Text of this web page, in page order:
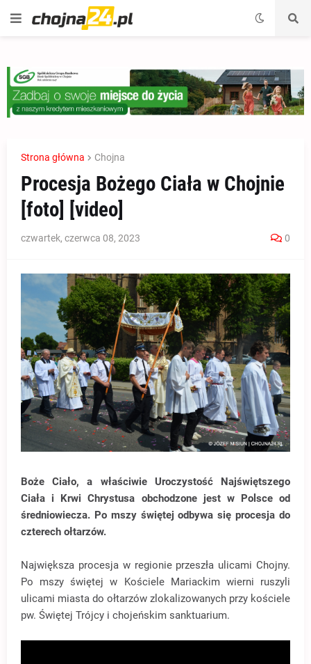
Strona główna Chojna
Procesja Bożego Ciała w Chojnie
[foto] [video]
czwartek, czerwca 08, 2023 0
Boże Ciało, a właściwie Uroczystość Najświętszego
Ciała i Krwi Chrystusa obchodzone jest w Polsce od
średniowiecza. Po mszy świętej odbywa się procesja do
czterech ołtarzów.
Największa procesja w regionie przeszła ulicami Chojny.
Po mszy świętej w Kościele Mariackim wierni ruszyli
ulicami miasta do ołtarzów zlokalizowanych przy kościele
pw. Świętej Trójcy i chojeńskim sanktuarium.